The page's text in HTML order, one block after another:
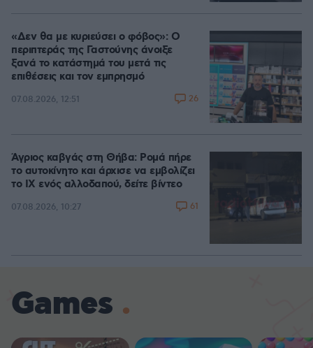
«Δεν θα με κυριεύσει ο φόβος»: Ο
περιπτεράς της Γαστούνης άνοιξε
ξανά το κατάστημά του μετά τις
επιθέσεις και τον εμπρησμό
07.08.2026, 12:51 26
Άγριος καβγάς στη Θήβα: Ρομά πήρε
το αυτοκίνητο και άρχισε να εμβολίζει
το ΙΧ ενός αλλοδαπού, δείτε βίντεο
07.08.2026, 10:27 61
Games